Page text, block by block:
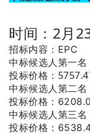
时间：2月
招标内容：EPC
中标候选人第一名
投标价格：
中标候选人第二名
投标价格：
中标候选人第三名
投标价格：